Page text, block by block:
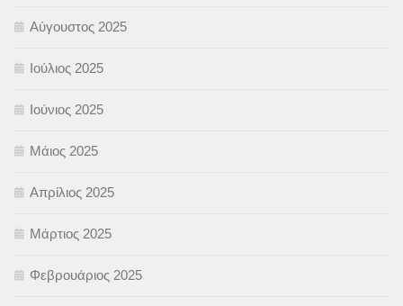
Αύγουστος 2025
Ιούλιος 2025
Ιούνιος 2025
Μάιος 2025
Απρίλιος 2025
Μάρτιος 2025
Φεβρουάριος 2025